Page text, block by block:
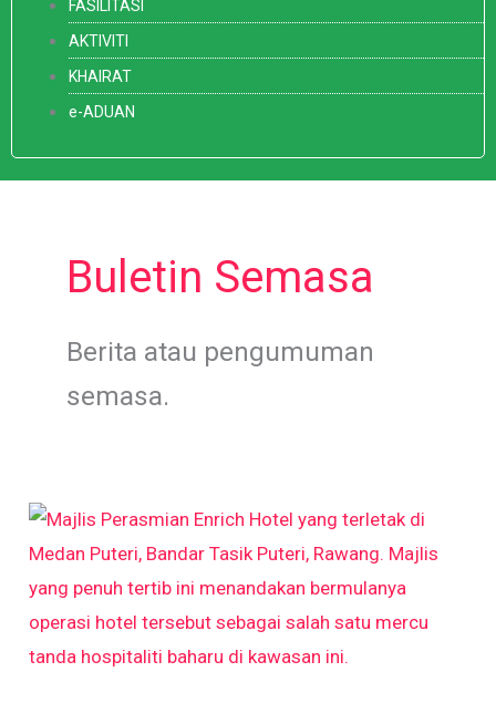
FASILITASI
AKTIVITI
KHAIRAT
e-ADUAN
Buletin Semasa
Berita atau pengumuman
semasa.
Majlis
Perasmian
Enrich
Hotel
Bersama